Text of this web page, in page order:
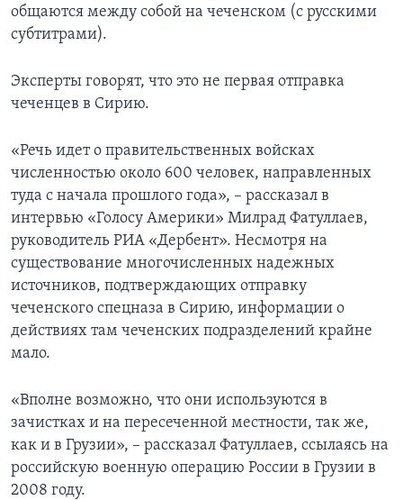
общаются между собой на чеченском (с русскими
субтитрами).
Эксперты говорят, что это не первая отправка
чеченцев в Сирию.
«Речь идет о правительственных войсках
численностью около 600 человек, направленных
туда с начала прошлого года», – рассказал в
интервью «Голосу Америки» Милрад Фатуллаев,
руководитель РИА «Дербент». Несмотря на
существование многочисленных надежных
источников, подтверждающих отправку
чеченского спецназа в Сирию, информации о
действиях там чеченских подразделений крайне
мало.
«Вполне возможно, что они используются в
зачистках и на пересеченной местности, так же,
как и в Грузии», – рассказал Фатуллаев, ссылаясь на
российскую военную операцию России в Грузии в
2008 году.